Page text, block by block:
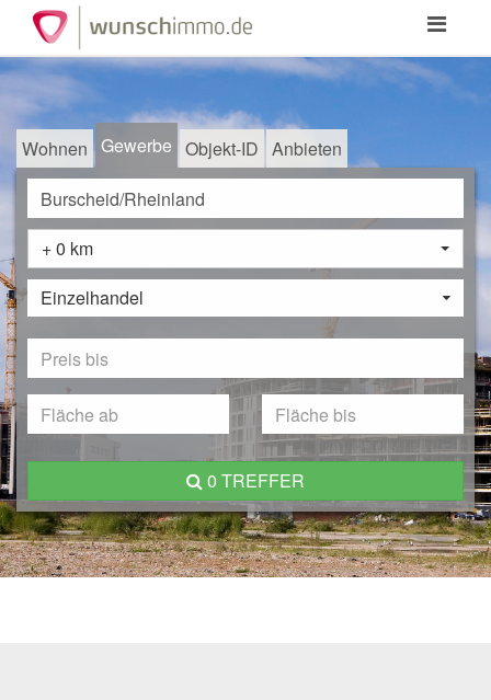
Toggle
Wohnen Gewerbe Objekt-ID Anbieten
+ 0 km
Einzelhandel
0 TREFFER